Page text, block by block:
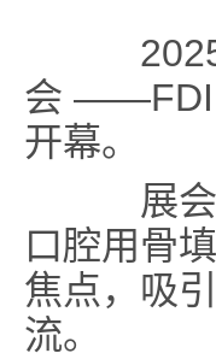
2025
会 ——FDI
开幕。
展会
口腔用骨
焦点，吸
流。